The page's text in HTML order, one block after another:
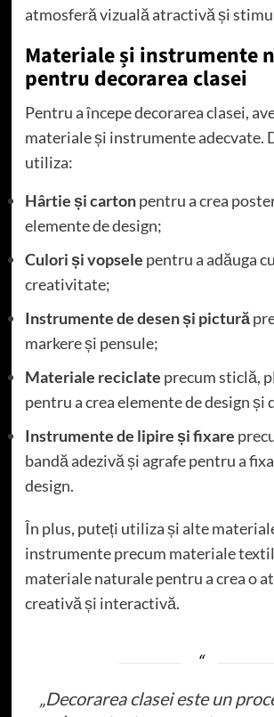
atmosferă vizuală atractivă și
Materiale și instrumente
pentru decorarea clasei
Pentru a începe decorarea clasei,
materiale și instrumente adecvate.
utiliza:
Hârtie și cartonpentru a crea
elemente de design;
Culori și vopsele pentru a adăuga
creativitate;
Instrumente de desen și pictură
markere și pensule;
Materiale reciclate precum sticlă,
pentru a crea elemente de design și
Instrumente de lipire și fixare
bandă adezivă și agrafe pentru a
design.
În plus, puteți utiliza și alte
instrumente precum materiale
materiale naturale pentru a crea o
creativă și interactivă.
„Decorarea clasei este un